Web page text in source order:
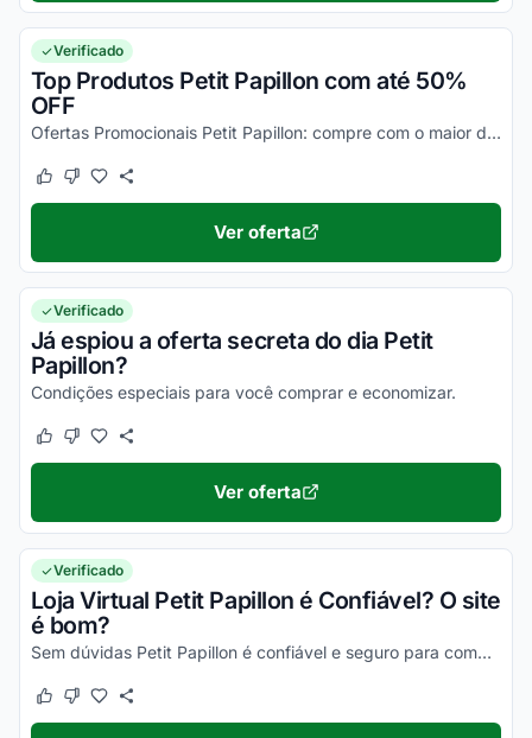
Verificado
Top Produtos Petit Papillon com até 50%
OFF
Ofertas Promocionais Petit Papillon: compre com o maior desconto!
Este cupom funcionou
Este cupom não funcionou
Ver oferta
Verificado
Já espiou a oferta secreta do dia Petit
Papillon?
Condições especiais para você comprar e economizar.
Este cupom funcionou
Este cupom não funcionou
Ver oferta
Verificado
Loja Virtual Petit Papillon é Confiável? O site
é bom?
Sem dúvidas Petit Papillon é confiável e seguro para comprar online. Basta observar a reputação no Reclame Aqui Petit Papillon para ter certeza!
Este cupom funcionou
Este cupom não funcionou